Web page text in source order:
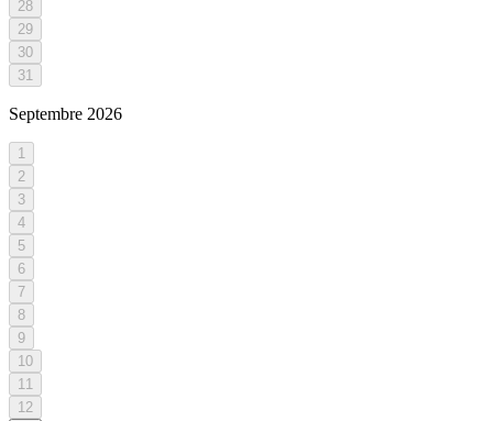
28
29
30
31
Septembre 2026
1
2
3
4
5
6
7
8
9
10
11
12